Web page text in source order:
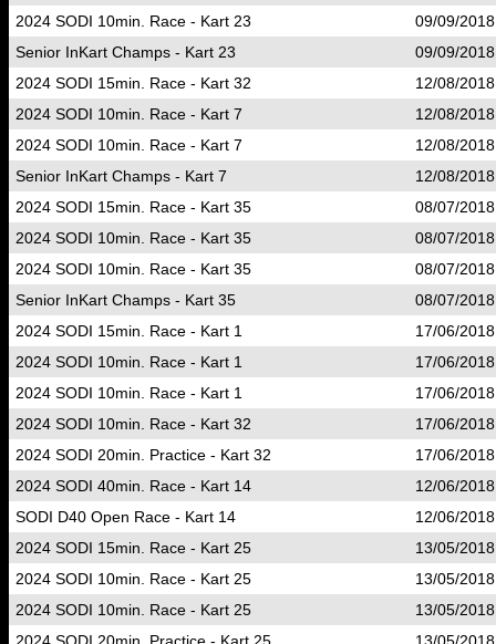
2024 SODI 10min. Race - Kart 23
09/09/
Senior InKart Champs - Kart 23
09/09/
2024 SODI 15min. Race - Kart 32
12/08/
2024 SODI 10min. Race - Kart 7
12/08/
2024 SODI 10min. Race - Kart 7
12/08/
Senior InKart Champs - Kart 7
12/08/
2024 SODI 15min. Race - Kart 35
08/07/
2024 SODI 10min. Race - Kart 35
08/07/
2024 SODI 10min. Race - Kart 35
08/07/
Senior InKart Champs - Kart 35
08/07/
2024 SODI 15min. Race - Kart 1
17/06/
2024 SODI 10min. Race - Kart 1
17/06/
2024 SODI 10min. Race - Kart 1
17/06/
2024 SODI 10min. Race - Kart 32
17/06/
2024 SODI 20min. Practice - Kart 32
17/06/
2024 SODI 40min. Race - Kart 14
12/06/
SODI D40 Open Race - Kart 14
12/06/
2024 SODI 15min. Race - Kart 25
13/05/
2024 SODI 10min. Race - Kart 25
13/05/
2024 SODI 10min. Race - Kart 25
13/05/